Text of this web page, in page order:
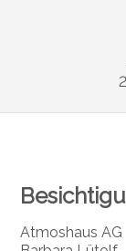
Atmoshaus AG